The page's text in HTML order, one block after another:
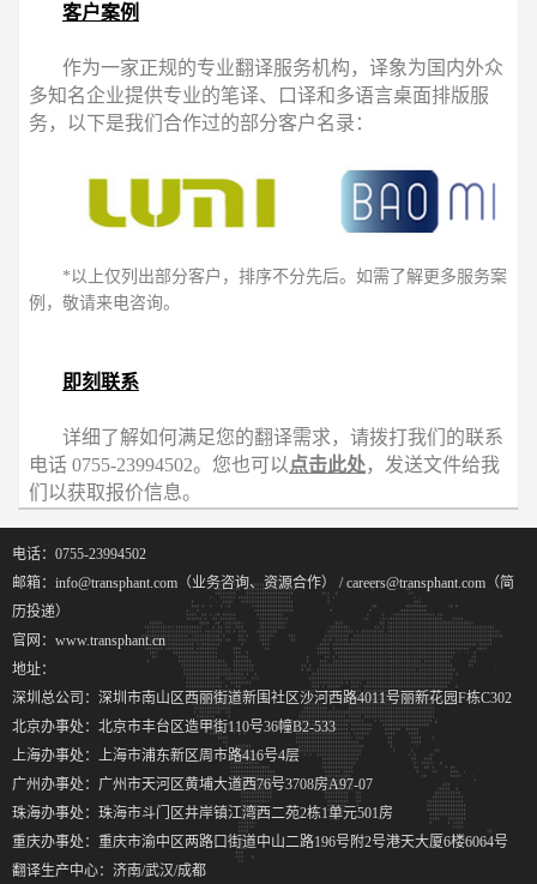
客户案例
作为一家正规的专业翻译服务机构，译象为国内外众
多知名企业提供专业的笔译、口译和多语言桌面排版服
务，以下是我们合作过的部分客户名录：
*以上仅列出部分客户，排序不分先后。如需了解更多服务案
例，敬请来电咨询。
即刻联系
详细了解如何满足您的翻译需求，请拨打我们的联系
电话 0755-23994502。您也可以 点击此处，发送文件给我
们以获取报价信息。
电话：0755-23994502
邮箱：info@transphant.com（业务咨询、资源合作） / careers@transphant.com（简
历投递）
官网：www.transphant.cn
地址：
深圳总公司：深圳市南山区西丽街道新围社区沙河西路4011号丽新花园F栋C302
北京办事处：北京市丰台区造甲街110号36幢B2-533
上海办事处：上海市浦东新区周市路416号4层
广州办事处：广州市天河区黄埔大道西76号3708房A97-07
珠海办事处：珠海市斗门区井岸镇江湾西二苑2栋1单元501房
重庆办事处：重庆市渝中区两路口街道中山二路196号附2号港天大厦6楼6064号
翻译生产中心：济南/武汉/成都